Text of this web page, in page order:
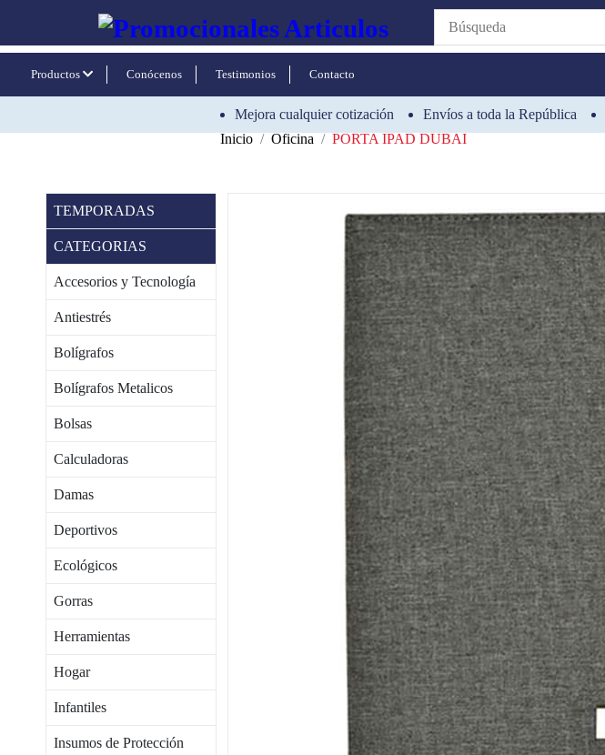
Productos Conócenos Testimonios Contacto
Mejora cualquier cotización Envíos a toda la República
Inicio
Oficina PORTA IPAD DUBAI
TEMPORADAS
CATEGORIAS
Accesorios y Tecnología
Antiestrés
Bolígrafos
Bolígrafos Metalicos
Bolsas
Calculadoras
Damas
Deportivos
Ecológicos
Gorras
Herramientas
Hogar
Infantiles
Insumos de Protección